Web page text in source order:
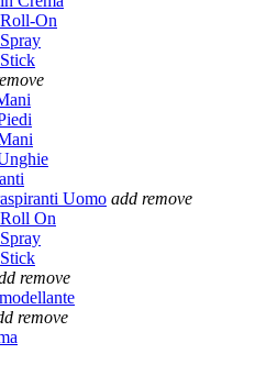
On
Uomo add remove
On
remove
remove